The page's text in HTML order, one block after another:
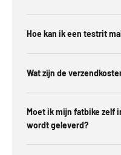
Hoe kan ik een testrit
Wat zijn de
Moet ik mijn fatbike zelf
wordt geleverd?